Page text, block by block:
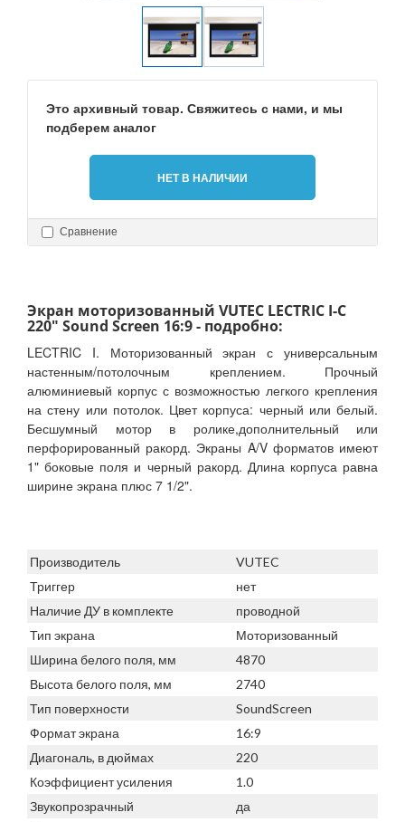
Это архивный товар. Свяжитесь с нами, и мы
подберем аналог
НЕТ В НАЛИЧИИ
Сравнение
Экран моторизованный VUTEC LECTRIC I-С
220" Sound Screen 16:9 - подробно:
LECTRIC I. Моторизованный экран с универсальным
настенным/потолочным креплением. Прочный
алюминиевый корпус с возможностью легкого крепления
на стену или потолок. Цвет корпуса: черный или белый.
Бесшумный мотор в ролике,дополнительный или
перфорированный ракорд. Экраны A/V форматов имеют
1" боковые поля и черный ракорд. Длина корпуса равна
ширине экрана плюс 7 1/2".
Производитель
VUTEC
Триггер
нет
Наличие ДУ в комплекте
проводной
Тип экрана
Моторизованный
Ширина белого поля, мм
4870
Высота белого поля, мм
2740
Тип поверхности
SoundScreen
Формат экрана
16:9
Диагональ, в дюймах
220
Коэффициент усиления
1.0
Звукопрозрачный
да